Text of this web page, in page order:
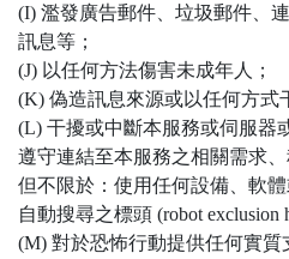
(I) 濫發廣告郵件、垃圾郵件、
訊息等；
(J) 以任何方法傷害未成年人；
(K) 偽造訊息來源或以任何方式
(L) 干擾或中斷本服務或伺服器
遵守連結至本服務之相關需求
但不限於：使用任何設備、軟
自動搜尋之標頭 (robot exclusion
(M) 對於恐怖行動提供任何實質